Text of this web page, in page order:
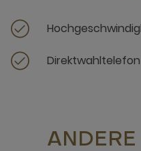
Direktwahltelefon